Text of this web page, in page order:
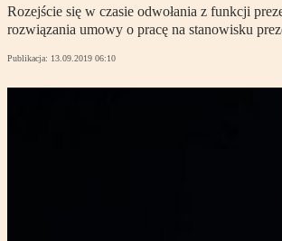
Rozejście się w czasie odwołania z funkcji
rozwiązania umowy o pracę na stanowisku
Publikacja: 13.09.2019 06:10